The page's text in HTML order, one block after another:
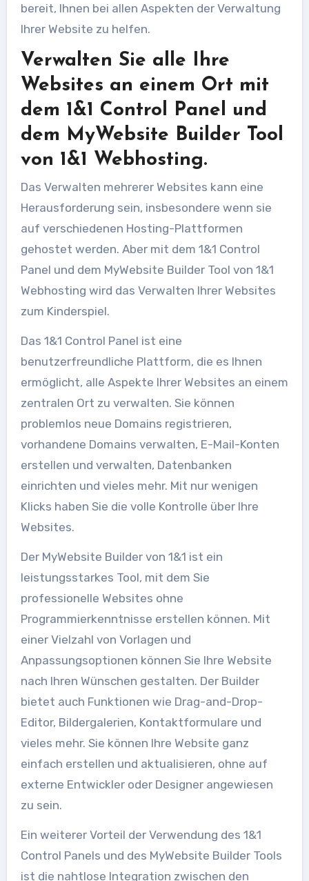
bereit, Ihnen bei allen Aspekten der Verwaltung
Ihrer Website zu helfen.
Verwalten Sie alle Ihre
Websites an einem Ort mit
dem 1&1 Control Panel und
dem MyWebsite Builder Tool
von 1&1 Webhosting.
Das Verwalten mehrerer Websites kann eine
Herausforderung sein, insbesondere wenn sie
auf verschiedenen Hosting-Plattformen
gehostet werden. Aber mit dem 1&1 Control
Panel und dem MyWebsite Builder Tool von 1&1
Webhosting wird das Verwalten Ihrer Websites
zum Kinderspiel.
Das 1&1 Control Panel ist eine
benutzerfreundliche Plattform, die es Ihnen
ermöglicht, alle Aspekte Ihrer Websites an einem
zentralen Ort zu verwalten. Sie können
problemlos neue Domains registrieren,
vorhandene Domains verwalten, E-Mail-Konten
erstellen und verwalten, Datenbanken
einrichten und vieles mehr. Mit nur wenigen
Klicks haben Sie die volle Kontrolle über Ihre
Websites.
Der MyWebsite Builder von 1&1 ist ein
leistungsstarkes Tool, mit dem Sie
professionelle Websites ohne
Programmierkenntnisse erstellen können. Mit
einer Vielzahl von Vorlagen und
Anpassungsoptionen können Sie Ihre Website
nach Ihren Wünschen gestalten. Der Builder
bietet auch Funktionen wie Drag-and-Drop-
Editor, Bildergalerien, Kontaktformulare und
vieles mehr. Sie können Ihre Website ganz
einfach erstellen und aktualisieren, ohne auf
externe Entwickler oder Designer angewiesen
zu sein.
Ein weiterer Vorteil der Verwendung des 1&1
Control Panels und des MyWebsite Builder Tools
ist die nahtlose Integration zwischen den